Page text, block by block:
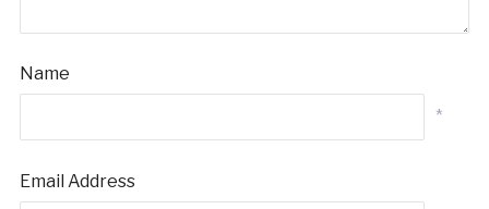
Name
*
Email Address